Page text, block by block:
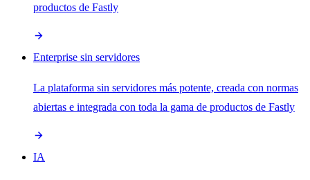
productos de Fastly
Enterprise sin servidores
La plataforma sin servidores más potente, creada con normas
abiertas e integrada con toda la gama de productos de Fastly
IA